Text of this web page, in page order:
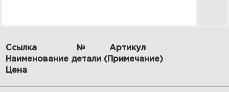
6 Картер, масляная заливка,
Ссылка №
Артикул
Наименование детали (Примечание)
Цена